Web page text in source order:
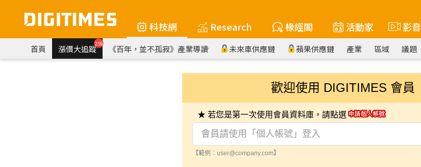
科技網 Research 椽經閣 活動家 影音
首頁 漲價大追蹤259 《百年，並不孤寂》產業導讀 未來車供應鏈 蘋果供應鏈 產業 區域 議題
歡迎使用 DIGITIMES 會員
★ 若您是第一次使用會員資料庫，請點選
【範例：user@company.com】